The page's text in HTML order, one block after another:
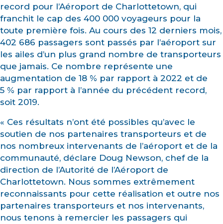
record pour l’Aéroport de Charlottetown, qui
franchit le cap des 400 000 voyageurs pour la
toute première fois. Au cours des 12 derniers mois,
402 686 passagers sont passés par l’aéroport sur
les ailes d’un plus grand nombre de transporteurs
que jamais. Ce nombre représente une
augmentation de 18 % par rapport à 2022 et de
5 % par rapport à l’année du précédent record,
soit 2019.
« Ces résultats n’ont été possibles qu’avec le
soutien de nos partenaires transporteurs et de
nos nombreux intervenants de l’aéroport et de la
communauté, déclare Doug Newson, chef de la
direction de l’Autorité de l’Aéroport de
Charlottetown. Nous sommes extrêmement
reconnaissants pour cette réalisation et outre nos
partenaires transporteurs et nos intervenants,
nous tenons à remercier les passagers qui